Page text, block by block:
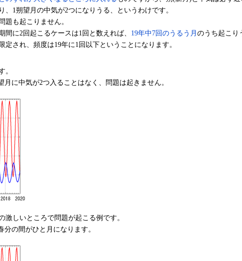
1朔望月の中気が2つになりうる、というわけです。
も起こりません。
間に2回起こるケースは1回と数えれば、 19年中7回のうるう月のうち起こり
定され、頻度は19年に1回以下ということになります。
。
月に中気が2つ入ることはなく、問題は起きません。
しいところで問題が起こる例です。
の間がひと月になります。